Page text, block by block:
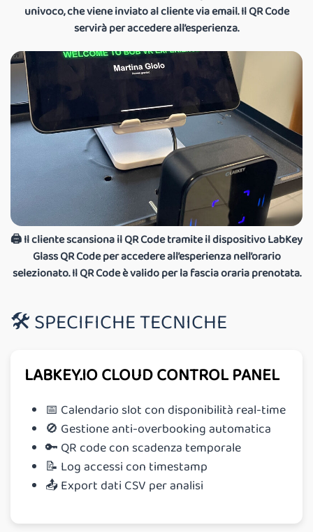
univoco, che viene inviato al cliente via email. Il QR Code
servirà per accedere all’esperienza.
🖨 Il cliente scansiona il QR Code tramite il dispositivo LabKey
Glass QR Code per accedere all’esperienza nell’orario
selezionato. Il QR Code è valido per la fascia oraria prenotata.
🛠 SPECIFICHE TECNICHE
LABKEY.IO CLOUD CONTROL PANEL
📅 Calendario slot con disponibilità real-time
🚫 Gestione anti-overbooking automatica
🔑 QR code con scadenza temporale
📝 Log accessi con timestamp
📤 Export dati CSV per analisi